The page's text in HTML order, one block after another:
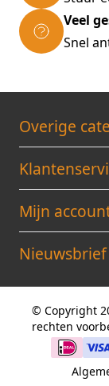
Veel
Snel
Overige
Mijn
Nieuwsbrief
© Copyright
rechten